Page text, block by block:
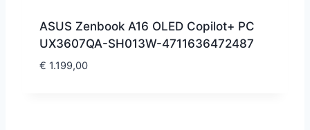
ASUS Zenbook A16 OLED Copilot+ PC
UX3607QA-SH013W-4711636472487
€ 1.199,00